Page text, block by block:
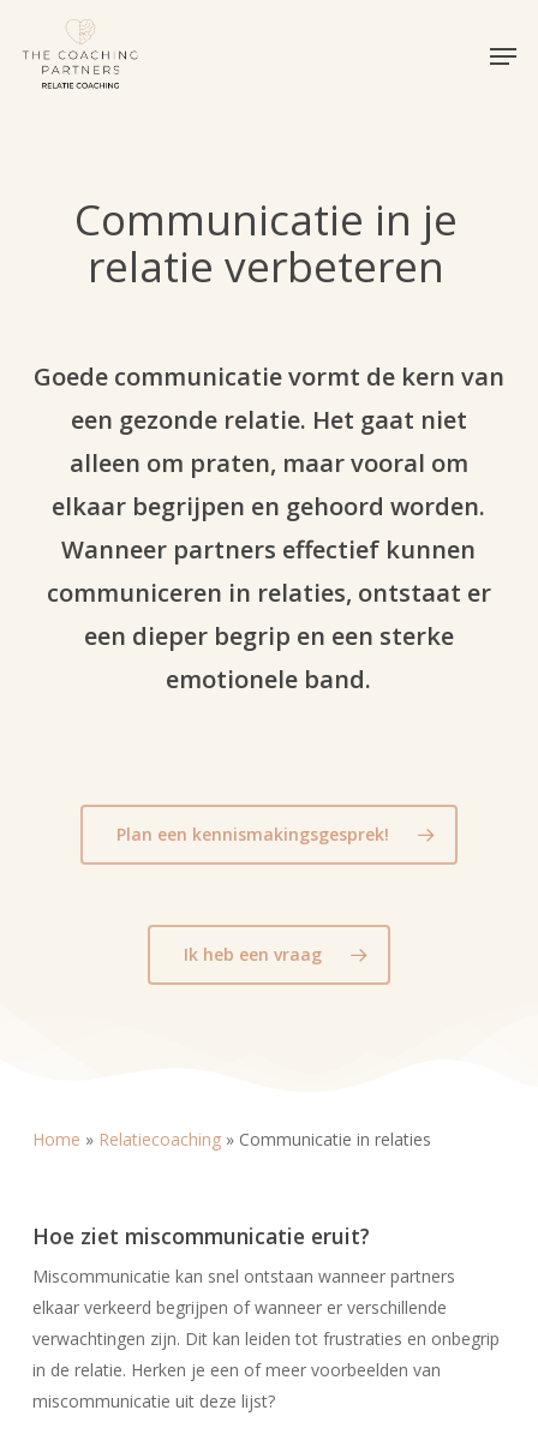
Communicatie in je
relatie verbeteren
Goede communicatie vormt de kern van
een gezonde relatie. Het gaat niet
alleen om praten, maar vooral om
elkaar begrijpen en gehoord worden.
Wanneer partners effectief kunnen
communiceren in relaties, ontstaat er
een dieper begrip en een sterke
emotionele band.
Plan een kennismakingsgesprek!
Ik heb een vraag
Home » Relatiecoaching» Communicatie in relaties
Hoe ziet miscommunicatie eruit?
Miscommunicatie kan snel ontstaan wanneer partners
elkaar verkeerd begrijpen of wanneer er verschillende
verwachtingen zijn. Dit kan leiden tot frustraties en onbegrip
in de relatie. Herken je een of meer voorbeelden van
miscommunicatie uit deze lijst?